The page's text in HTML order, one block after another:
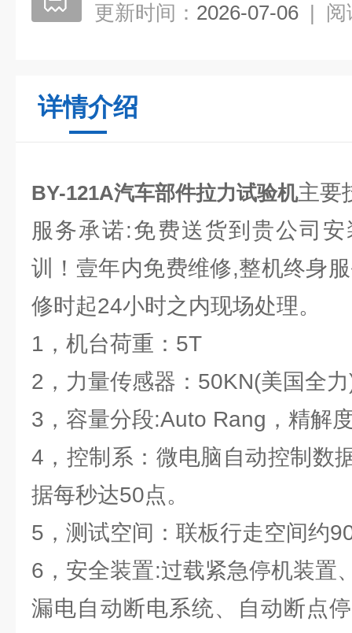
更新时间： 2026-07-06 | 阅
详情介绍
BY-121A汽车部件拉力试验机主要
服务承诺:免费送货到贵公司
训！壹年内免费维修,整机终身
修时起24小时之内现场处理。
1，机台荷重：5T
2，力量传感器：50KN(美国全
3，容量分段:Auto Rang，精解
4，控制系：微电脑自动控制数
据每秒达50点。
5，测试空间：联板行走空间约
6，安全装置:过载紧急停机装置
漏电自动断电系统、自动断点